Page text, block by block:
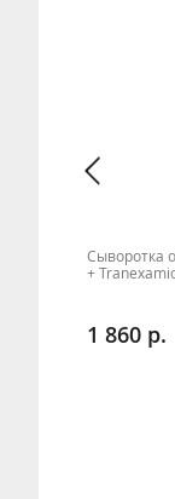
Сыворотка
+
1 860